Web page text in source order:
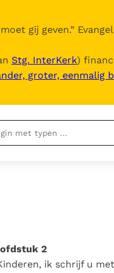
gij geven.”
Stg. InterKerk)
groter, eenmalig
parel
Gods
2
ik schrijf u